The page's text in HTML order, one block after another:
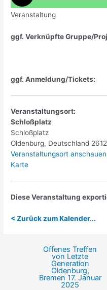
Veranstaltung
ggf. Verknüpfte Gruppe/
ggf. Anmeldung/Tickets:
Veranstaltungsort:
Schloßplatz
Schloßplatz
Oldenburg, Deutschland
Veranstaltungsort anschauen
KarteSchloßplatz
Diese Veranstaltung
< Zurück zum Kalender...
Beitragsnavigation
Offenes Treffen
von Letzte
Generation
Oldenburg,
Bremen 17. Januar
2025